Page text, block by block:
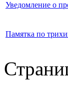
Уведомление о
Памятка по